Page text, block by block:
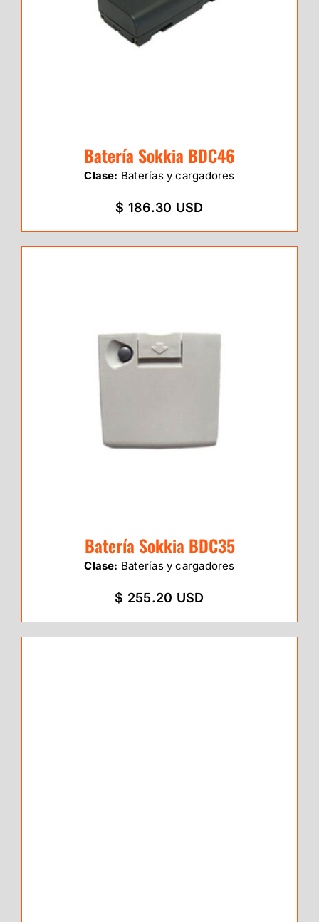
Batería Sokkia BDC46
Clase: Baterías y cargadores
$ 186.30 USD
Batería Sokkia BDC35
Clase: Baterías y cargadores
$ 255.20 USD